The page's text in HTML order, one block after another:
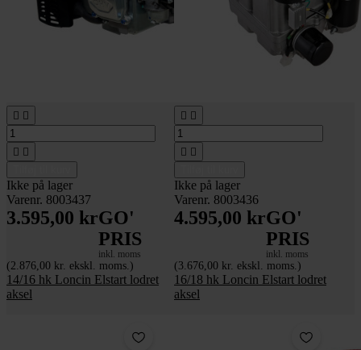
 
 
Ikke på lager
Varenr. 8003437
3.595,00 krGO'
PRIS
inkl. moms
(2.876,00 kr. ekskl. moms.)
14/16 hk Loncin Elstart lodret
aksel
 
 
Ikke på lager
Varenr. 8003436
4.595,00 krGO'
PRIS
inkl. moms
(3.676,00 kr. ekskl. moms.)
16/18 hk Loncin Elstart lodret
aksel